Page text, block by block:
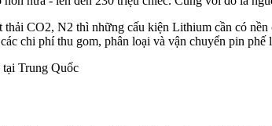
CO2, N2 thì những cấu kiện Lithium cần có
chi phí thu gom, phân loại và vận chuyển pin phế
Trung Quốc